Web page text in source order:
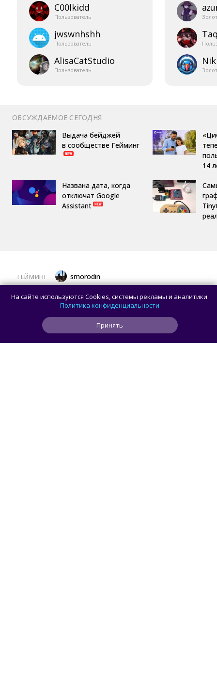
C00lkidd
Пользователь
jwswnhshh
Пользователь
AlisaCatStudio
Пользователь
ОБСУЖДАЕМОЕ СЕГОДНЯ
Выдача бейджей
в сообществе Гейминг
Названа дата, когда
отключат Google
Assistant
14
ГЕЙМИНГ smorodin
Пользователь создал систему, которая
запускает игры из Steam с помощью
дискет
На сайте используются Cookies, системы рекламы и аналитики.
Политика конфиденциальности
Принять